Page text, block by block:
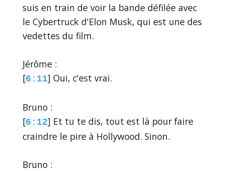
suis en train de voir la bande défilée avec
le Cybertruck d'Elon Musk, qui est une des
vedettes du film.
Jérôme :
[6:11] Oui, c'est vrai.
Bruno :
[6:12] Et tu te dis, tout est là pour faire
craindre le pire à Hollywood. Sinon.
Bruno :